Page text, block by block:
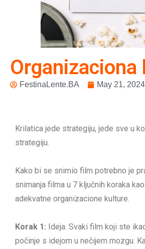
Organizaciona
FestinaLente.BA May 21, 2024
Krilatica jede strategiju, jede sve u
strategiju.
Kako bi se snimio film potrebno je
snimanja filma u 7 ključnih koraka
adekvatne organizacione kulture.
Korak 1: Ideja. Svaki film koji ste
počinje s idejom u nečijem mozgu.